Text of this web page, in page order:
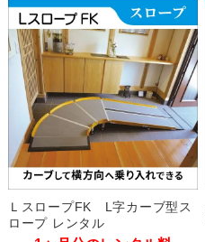
ＬスロープFK L字カーブ型ス
ロープ レンタル